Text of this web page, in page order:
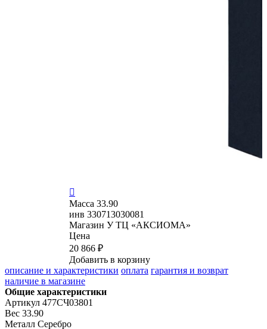

Масса 33.90
инв 330713030081
Магазин У ТЦ «АКСИОМА»
Цена
20 866 ₽
Добавить в корзину
описание и характеристики оплата гарантия и возврат
наличие в магазине
Общие характеристики
Артикул 477СЧ03801
Вес 33.90
Металл Серебро